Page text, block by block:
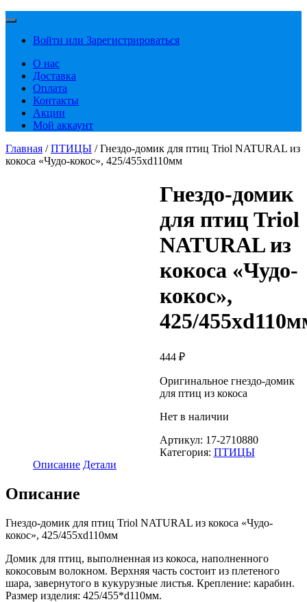
Войти или Зарегистрироваться
О нас
Доставка
Оплата
Контакты
Акции
Мой аккаунт
Главная /ПТИЦЫ / Гнездо-домик для птиц Triol NATURAL из
кокоса «Чудо-кокос», 425/455хd110мм
Гнездо-домик
для птиц Triol
NATURAL из
кокоса «Чудо-
кокос»,
425/
444 ₽
Оригинальное гнездо-домик
для птиц из кокоса
Нет в наличии
Артикул: 17-2710880
Категория: ПТИЦЫ
Описание Детали
Описание
Гнездо-домик для птиц Triol NATURAL из кокоса «Чудо-
кокос», 425/455хd110мм
Домик для птиц, выполненная из кокоса, наполненного
кокосовым волокном. Верхняя часть состоит из плетеного
шара, завернутого в кукурузные листья. Крепление: карабин.
Размер изделия: 425/455*d110мм.